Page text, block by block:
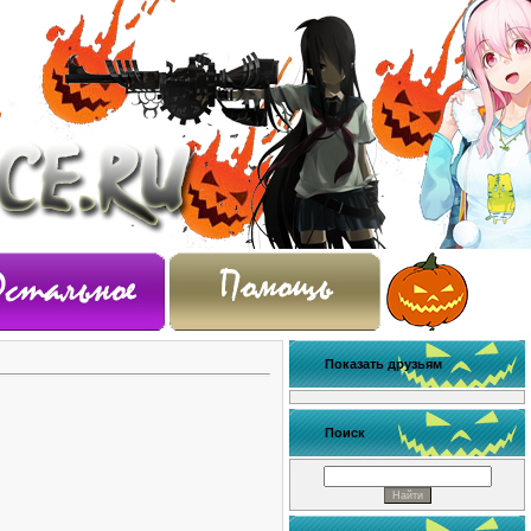
Показать друзьям
Поиск